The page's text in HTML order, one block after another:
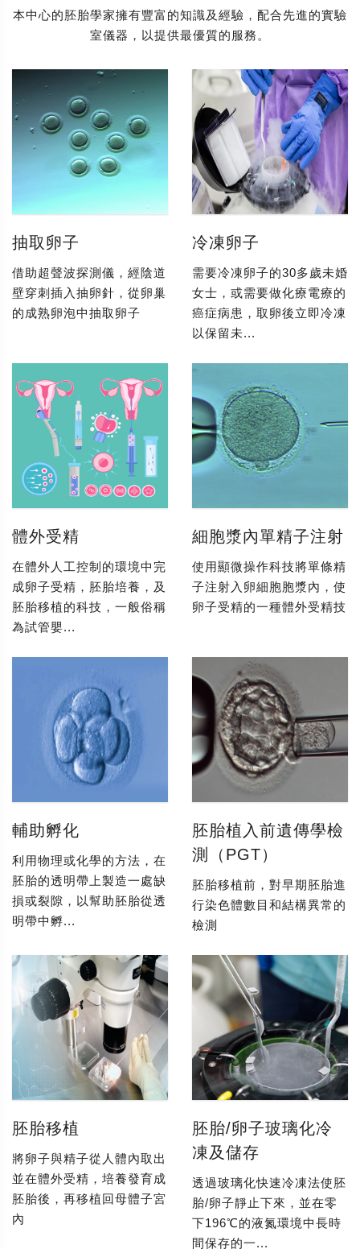
本中心的胚胎學家擁有豐富的知識及經驗，配合先進的實驗
室儀器，以提供最優質的服務。
抽取卵子
借助超聲波探測儀，經陰道
壁穿刺插入抽卵針，從卵巢
的成熟卵泡中抽取卵子
冷凍卵子
需要冷凍卵子的30多歲未婚
女士，或需要做化療電療的
癌症病患，取卵後立即冷凍
以保留未...
體外受精
在體外人工控制的環境中完
成卵子受精，胚胎培養，及
胚胎移植的科技，一般俗稱
為試管嬰...
細胞漿內單精子注射
使用顯微操作科技將單條精
子注射入卵細胞胞漿內，使
卵子受精的一種體外受精技
輔助孵化
利用物理或化學的方法，在
胚胎的透明帶上製造一處缺
損或裂隙，以幫助胚胎從透
明帶中孵...
胚胎植入前遺傳學檢
測（PGT）
胚胎移植前，對早期胚胎進
行染色體數目和結構異常的
檢測
胚胎移植
將卵子與精子從人體內取出
並在體外受精，培養發育成
胚胎後，再移植回母體子宮
內
胚胎/卵子玻璃化冷
凍及儲存
透過玻璃化快速冷凍法使胚
胎/卵子靜止下來，並在零
下196℃的液氮環境中長時
間保存的一...